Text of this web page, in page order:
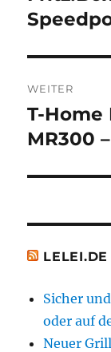
Beitrag:
WEITER
Nächster
Beitrag:
T-Home
MR300
LELEI.DE
Sicher
oder auf
Neuer